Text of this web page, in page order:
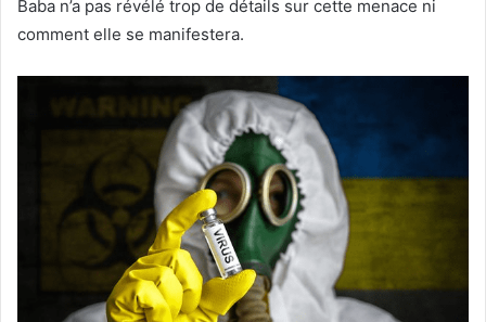
Baba n’a pas révélé trop de détails sur cette menace ni
comment elle se manifestera.